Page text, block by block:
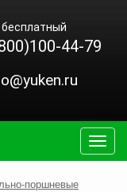
44-79
поршневые